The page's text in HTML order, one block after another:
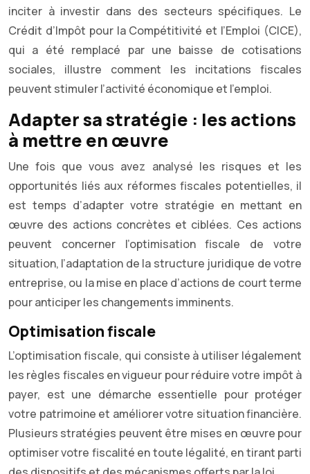
inciter à investir dans des secteurs spécifiques. Le
Crédit d’Impôt pour la Compétitivité et l’Emploi (CICE),
qui a été remplacé par une baisse de cotisations
sociales, illustre comment les incitations fiscales
peuvent stimuler l’activité économique et l’emploi.
Adapter sa stratégie : les actions
à mettre en œuvre
Une fois que vous avez analysé les risques et les
opportunités liés aux réformes fiscales potentielles, il
est temps d’adapter votre stratégie en mettant en
œuvre des actions concrètes et ciblées. Ces actions
peuvent concerner l’optimisation fiscale de votre
situation, l’adaptation de la structure juridique de votre
entreprise, ou la mise en place d’actions de court terme
pour anticiper les changements imminents.
Optimisation fiscale
L’optimisation fiscale, qui consiste à utiliser légalement
les règles fiscales en vigueur pour réduire votre impôt à
payer, est une démarche essentielle pour protéger
votre patrimoine et améliorer votre situation financière.
Plusieurs stratégies peuvent être mises en œuvre pour
optimiser votre fiscalité en toute légalité, en tirant parti